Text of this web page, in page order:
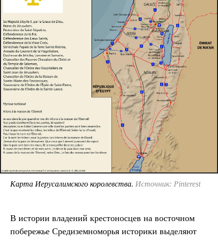
Карта Иерусалимского королевства. Источник: Pinterest
В истории владений крестоносцев на восточном
побережье Средиземноморья историки выделяют